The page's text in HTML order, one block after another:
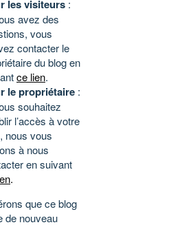
les visiteurs :
avez des
vous
contacter le
du blog en
ce lien.
le propriétaire :
souhaitez
l’accès à votre
nous vous
à nous
en suivant
.
que ce blog
de nouveau